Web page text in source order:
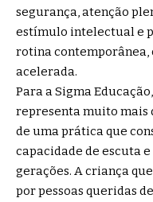
segurança, atenção
estímulo intelectual e
rotina contemporânea,
acelerada.
Para a Sigma
representa muito mais
de uma prática que
capacidade de escuta
gerações. A criança
por pessoas queridas